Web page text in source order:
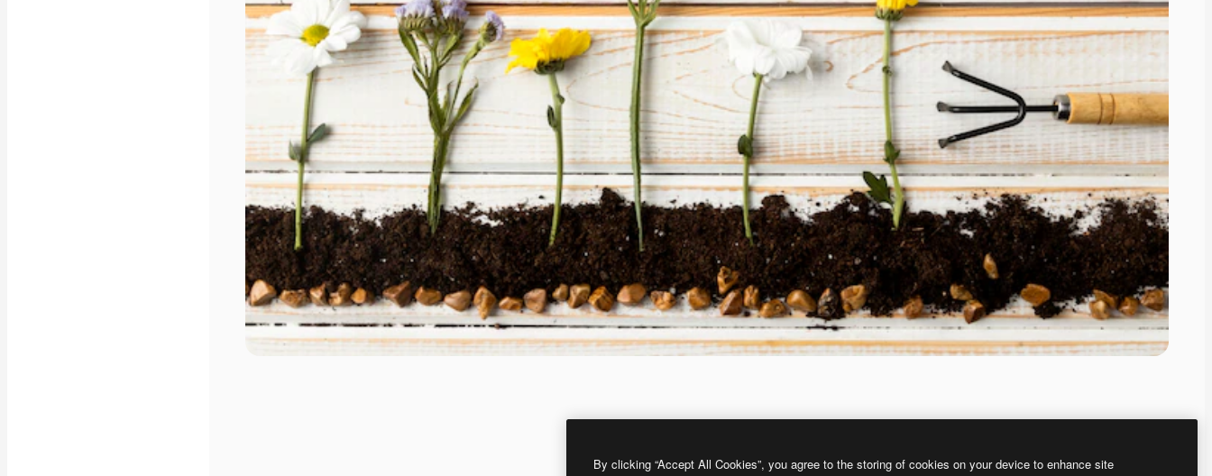
By clicking “Accept All Cookies”, you agree to the storing of cookies on your device to enhance site